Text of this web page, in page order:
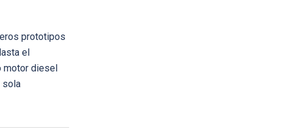
prototipos
el
motor diesel
sola